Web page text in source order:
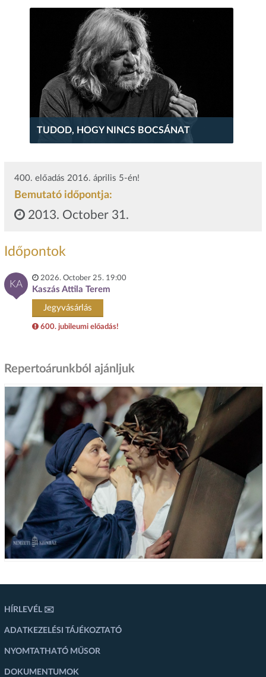
TUDOD, HOGY NINCS BOCSÁNAT
400. előadás 2016. április 5-én!
Bemutató időpontja:
2013. October 31.
Időpontok
KA
2026. October 25. 19:00
Kaszás Attila Terem
Jegyvásárlás
600. jubileumi előadás!
Repertoárunkból ajánljuk
HÍRLEVÉL ✉️
ADATKEZELÉSI TÁJÉKOZTATÓ
NYOMTATHATÓ MŰSOR
DOKUMENTUMOK